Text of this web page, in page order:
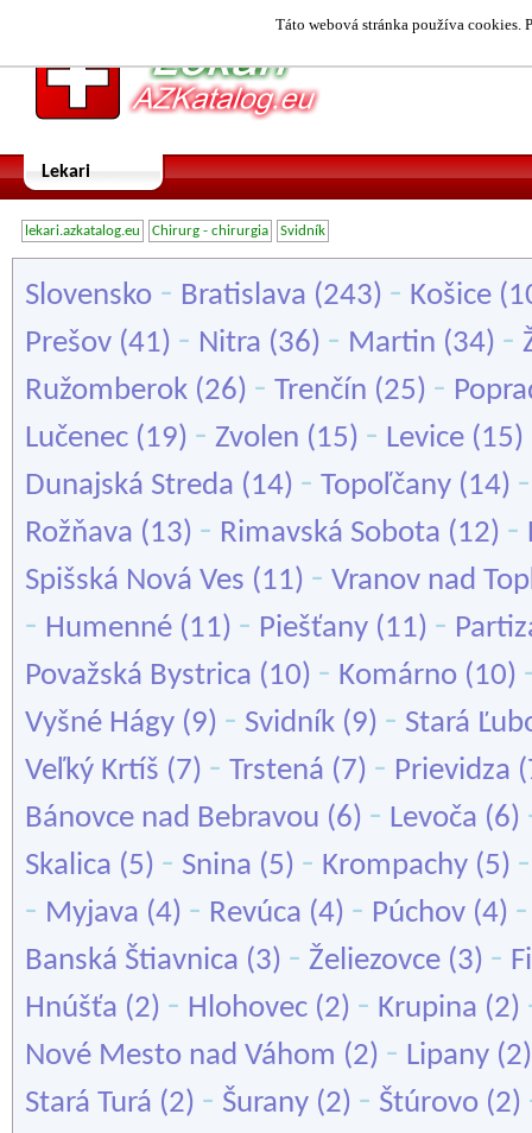
Táto webová stránka používa cookies.
Lekari
lekari.azkatalog.eu Chirurg - chirurgia Svidník
Slovensko - Bratislava (243) - Košice
Prešov (41) - Nitra (36) - Martin (34) -
Ružomberok (26) - Trenčín (25) -
Lučenec (19) - Zvolen (15) - Levice (15)
Dunajská Streda (14) - Topoľčany (14)
Rožňava (13) - Rimavská Sobota (12) -
Spišská Nová Ves (11) - Vranov nad
- Humenné (11) - Piešťany (11) -
Považská Bystrica (10) - Komárno (10)
Vyšné Hágy (9) - Svidník (9) - Stará
Veľký Krtíš (7) - Trstená (7) - Prievidza
Bánovce nad Bebravou (6) - Levoča (6)
Skalica (5) - Snina (5) - Krompachy (5)
- Myjava (4) - Revúca (4) - Púchov (4)
Banská Štiavnica (3) - Želiezovce (3) -
Hnúšťa (2) - Hlohovec (2) - Krupina (2)
Nové Mesto nad Váhom (2) - Lipany
Stará Turá (2) - Šurany (2) - Štúrovo (2)